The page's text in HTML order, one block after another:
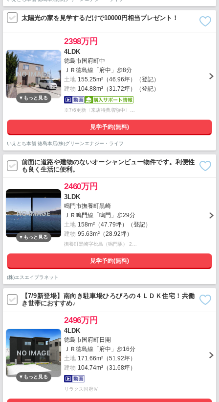
太陽光の家を見学するだけで10000円相当プレゼント！
2398万円
4LDK
徳島市国府町中
ＪＲ徳島線「府中」歩8分
土地 155.25m²（46.96坪）（登記）
建物 104.88m²（31.72坪）（登記）
※7/6更新〈来店特典増額中〉…
見学予約(無料)
いえとち本舗 徳島本店(株)グリーンエナジー・ライフ
前面に道路や建物のないオーシャンビュー物件です。利便性
も良く生活に便利。
2460万円
3LDK
鳴門市撫養町黒崎
ＪＲ鳴門線「鳴門」歩29分
土地 158m²（47.79坪）（登記）
建物 95.63m²（28.92坪）
撫養町黒崎字松島（鳴門駅） 2…
見学予約(無料)
(株)エスエイプラネット
【7/9新登場】南向き駐車場ひろびろの４ＬＤＫ住宅！共働
き世帯におすすめ♪
2496万円
4LDK
徳島市国府町日開
ＪＲ徳島線「府中」歩16分
土地 171.66m²（51.92坪）
建物 104.74m²（31.68坪）
リラクス国府Ⅳ